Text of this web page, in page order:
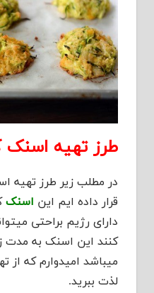
طرز تهیه اسنک
در مطلب زیر طرز تهیه
قرار داده ایم این اسنک
دارای رژیم براحتی
میباشد امیدوارم که از
لذت ببرید.